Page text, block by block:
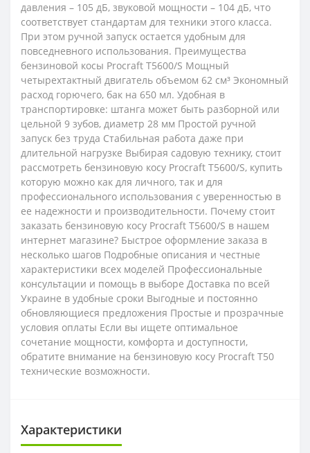
давления – 105 дБ, звуковой мощности – 104 дБ, что
соответствует стандартам для техники этого класса.
При этом ручной запуск остается удобным для
повседневного использования. Преимущества
бензиновой косы Procraft T5600/S Мощный
четырехтактный двигатель объемом 62 см³ Экономный
расход горючего, бак на 650 мл. Удобная в
транспортировке: штанга может быть разборной или
цельной 9 зубов, диаметр 28 мм Простой ручной
запуск без труда Стабильная работа даже при
длительной нагрузке Выбирая садовую технику, стоит
рассмотреть бензиновую косу Procraft T5600/S, купить
которую можно как для личного, так и для
профессионального использования с уверенностью в
ее надежности и производительности. Почему стоит
заказать бензиновую косу Procraft T5600/S в нашем
интернет магазине? Быстрое оформление заказа в
несколько шагов Подробные описания и честные
характеристики всех моделей Профессиональные
консультации и помощь в выборе Доставка по всей
Украине в удобные сроки Выгодные и постоянно
обновляющиеся предложения Простые и прозрачные
условия оплаты Если вы ищете оптимальное
сочетание мощности, комфорта и доступности,
обратите внимание на бензиновую косу Procraft T50
технические возможности.
Характеристики